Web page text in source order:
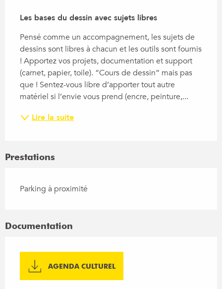
Les bases du dessin avec sujets libres
Pensé comme un accompagnement, les sujets de
dessins sont libres à chacun et les outils sont fournis
! Apportez vos projets, documentation et support
(carnet, papier, toile). “Cours de dessin” mais pas
que ! Sentez-vous libre d’apporter tout autre
matériel si l’envie vous prend (encre, peinture,...
Lire la suite
Prestations
Parking à proximité
Documentation
AGENDA CULTUREL